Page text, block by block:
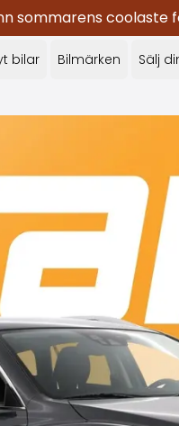
sommarens coolaste
bilar Bilmärken Sälj